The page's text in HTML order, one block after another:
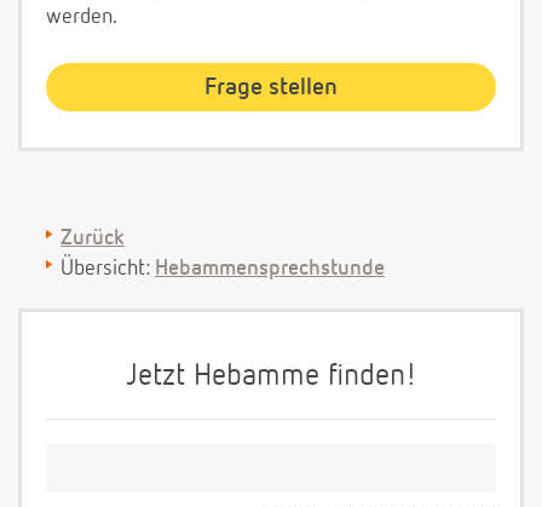
werden.
Zurück
Übersicht: Hebammensprechstunde
Jetzt Hebamme finden!